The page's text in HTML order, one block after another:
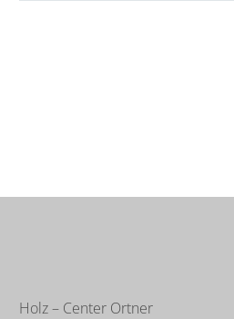
Holz – Center Ortner